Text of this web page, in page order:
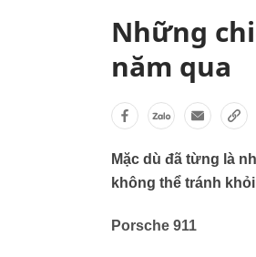
Những
năm qua
Mặc dù đã từng là
không thể tránh
Porsche 911